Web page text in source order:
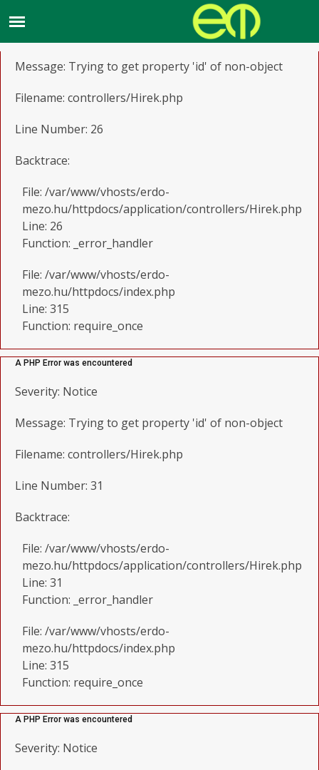
Message: Trying to get property 'id' of non-object
Filename: controllers/Hirek.php
Line Number: 26
Backtrace:
File: /var/www/vhosts/erdo-
mezo.hu/httpdocs/application/controllers/Hirek.php
Line: 26
Function: _error_handler
File: /var/www/vhosts/erdo-
mezo.hu/httpdocs/index.php
Line: 315
Function: require_once
A PHP Error was encountered
Severity: Notice
Message: Trying to get property 'id' of non-object
Filename: controllers/Hirek.php
Line Number: 31
Backtrace:
File: /var/www/vhosts/erdo-
mezo.hu/httpdocs/application/controllers/Hirek.php
Line: 31
Function: _error_handler
File: /var/www/vhosts/erdo-
mezo.hu/httpdocs/index.php
Line: 315
Function: require_once
A PHP Error was encountered
Severity: Notice